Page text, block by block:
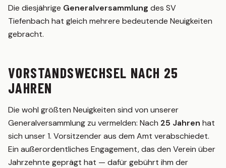
Statistik
2. MANNSCHAFT
Tabelle
Kader
JUGEND
G-Junioren (U7)
F-Junioren (U8/U9)
Die diesjährige Generalversammlung des SV
Tiefenbach hat gleich mehrere bedeutende Neuigkeiten
gebracht.
VORSTANDSWECHSEL NACH 25
JAHREN
Die wohl größten Neuigkeiten sind von unserer
Generalversammlung zu vermelden: Nach 25 Jahren hat
sich unser 1. Vorsitzender aus dem Amt verabschiedet.
Ein außerordentliches Engagement, das den Verein über
Jahrzehnte geprägt hat — dafür gebührt ihm der